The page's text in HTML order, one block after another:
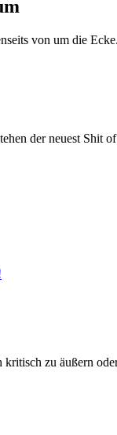
von um die Ecke.
der neuest Shit
zu äußern